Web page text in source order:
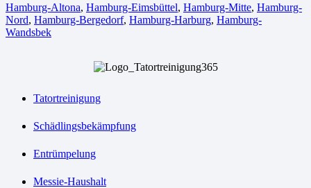
Hamburg-Altona, Hamburg-Eimsbüttel, Hamburg-Mitte, Hamburg-
Nord, Hamburg-Bergedorf, Hamburg-Harburg, Hamburg-
Wandsbek
Tatortreinigung
Schädlingsbekämpfung
Entrümpelung
Messie-Haushalt